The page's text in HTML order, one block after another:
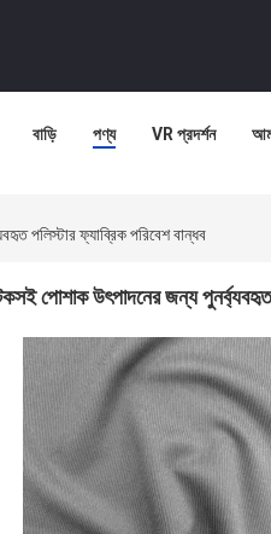
বাড়ি পণ্য VR প্রদর্শন
পলিস্টার ফ্যাব্রিক পরিবেশ বান্ধব
পোশাক উৎপাদনের জন্য পুনর্ব্যবহৃত